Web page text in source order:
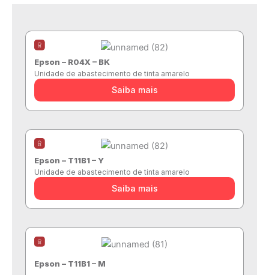
Epson – R04X – BK
Unidade de abastecimento de tinta amarelo
Saiba mais
Epson – T11B1 – Y
Unidade de abastecimento de tinta amarelo
Saiba mais
Epson – T11B1 – M